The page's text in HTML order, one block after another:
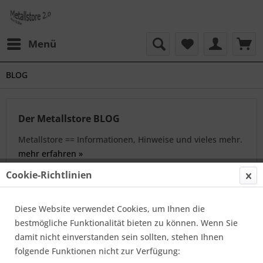
Menü
BLOG
Der Metallstore BLOG
Metallstore == Informationen, Hinweise und vieles mehr.
mehr erfahren »
Filtern
Kurzzeichen für Blankstahl
Von: Max Langer 22.02.23 08:00 0 Kommentare
Cookie-Richtlinien
Diese Website verwendet Cookies, um Ihnen die
bestmögliche Funktionalität bieten zu können. Wenn Sie
damit nicht einverstanden sein sollten, stehen Ihnen
folgende Funktionen nicht zur Verfügung: